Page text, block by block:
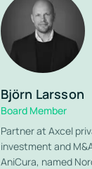
Björn Larsson
Board Member
Partner at Axcel
investment and
AniCura, named